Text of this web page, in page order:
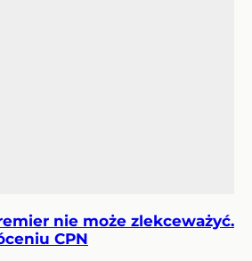
nie może zlekceważyć.
CPN